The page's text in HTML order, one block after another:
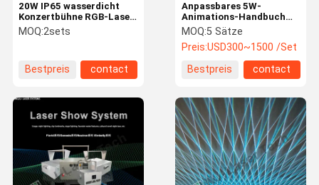
20W IP65 wasserdicht
Konzertbühne RGB-Laser
Tourismuszone
Szenischer Spot-Laser
MOQ:2sets
Bestpreis contact
Anpassbares 5W-
Animations-Handbuch
Rgb-Stern-Laser-Show
StageLight-Projektor
MOQ:5 Sätze
Preis:USD300~1500 /Set
Bestpreis
contact